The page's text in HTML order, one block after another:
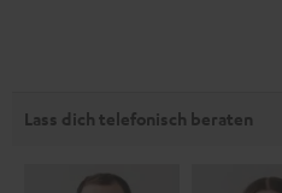
Lass dich telefonisch beraten